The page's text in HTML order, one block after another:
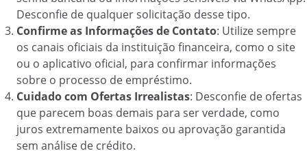
Desconfie de qualquer solicitação desse tipo.
Confirme as Informações de Contato: Utilize sempre
os canais oficiais da instituição financeira, como o site
ou o aplicativo oficial, para confirmar informações
sobre o processo de empréstimo.
Cuidado com Ofertas Irrealistas: Desconfie de ofertas
que parecem boas demais para ser verdade, como
juros extremamente baixos ou aprovação garantida
sem análise de crédito.